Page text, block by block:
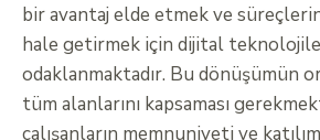
bir avantaj elde etmek ve
hale getirmek için dijital
odaklanmaktadır. Bu dönüşümün
tüm alanlarını kapsaması
çalışanların memnuniyeti ve